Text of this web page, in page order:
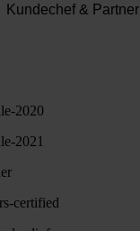
Kundechef & Partner